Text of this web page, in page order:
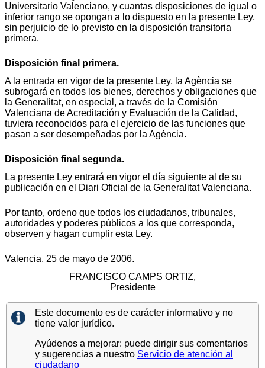
Universitario Valenciano, y cuantas disposiciones de igual o
inferior rango se opongan a lo dispuesto en la presente Ley,
sin perjuicio de lo previsto en la disposición transitoria
primera.
Disposición final primera.
A la entrada en vigor de la presente Ley, la Agència se
subrogará en todos los bienes, derechos y obligaciones que
la Generalitat, en especial, a través de la Comisión
Valenciana de Acreditación y Evaluación de la Calidad,
tuviera reconocidos para el ejercicio de las funciones que
pasan a ser desempeñadas por la Agència.
Disposición final segunda.
La presente Ley entrará en vigor el día siguiente al de su
publicación en el Diari Oficial de la Generalitat Valenciana.
Por tanto, ordeno que todos los ciudadanos, tribunales,
autoridades y poderes públicos a los que corresponda,
observen y hagan cumplir esta Ley.
Valencia, 25 de mayo de 2006.
FRANCISCO CAMPS ORTIZ,
Presidente
Este documento es de carácter informativo y no
tiene valor jurídico.
Ayúdenos a mejorar: puede dirigir sus comentarios
y sugerencias a nuestro Servicio de atención al
ciudadano